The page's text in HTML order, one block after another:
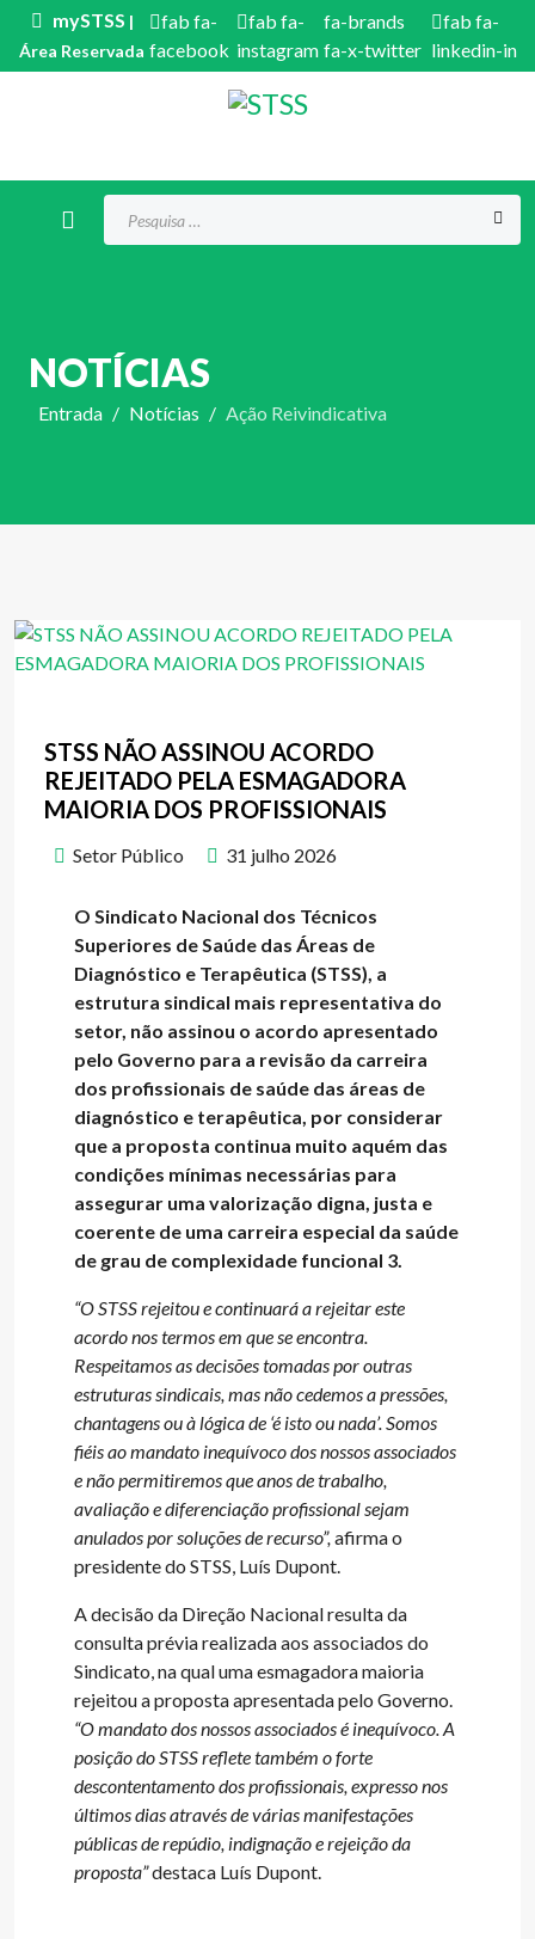
mySTSS |
Área Reservada
fab fa-
facebook
fab fa-
instagram
fa-brands
fa-x-twitter
fab fa-
linkedin-in
NOTÍCIAS
Entrada Notícias Ação Reivindicativa
STSS NÃO ASSINOU ACORDO
REJEITADO PELA ESMAGADORA
MAIORIA DOS PROFISSIONAIS
Setor Público 31 julho 2026
O Sindicato Nacional dos Técnicos
Superiores de Saúde das Áreas de
Diagnóstico e Terapêutica (STSS), a
estrutura sindical mais representativa do
setor, não assinou o acordo apresentado
pelo Governo para a revisão da carreira
dos profissionais de saúde das áreas de
diagnóstico e terapêutica, por considerar
que a proposta continua muito aquém das
condições mínimas necessárias para
assegurar uma valorização digna, justa e
coerente de uma carreira especial da saúde
de grau de complexidade funcional 3.
“O STSS rejeitou e continuará a rejeitar este
acordo nos termos em que se encontra.
Respeitamos as decisões tomadas por outras
estruturas sindicais, mas não cedemos a pressões,
chantagens ou à lógica de ‘é isto ou nada’. Somos
fiéis ao mandato inequívoco dos nossos associados
e não permitiremos que anos de trabalho,
avaliação e diferenciação profissional sejam
anulados por soluções de recurso”,afirma o
presidente do STSS, Luís Dupont.
A decisão da Direção Nacional resulta da
consulta prévia realizada aos associados do
Sindicato, na qual uma esmagadora maioria
rejeitou a proposta apresentada pelo Governo.
“O mandato dos nossos associados é inequívoco. A
posição do STSS reflete também o forte
descontentamento dos profissionais, expresso nos
últimos dias através de várias manifestações
públicas de repúdio, indignação e rejeição da
proposta”destaca Luís Dupont.